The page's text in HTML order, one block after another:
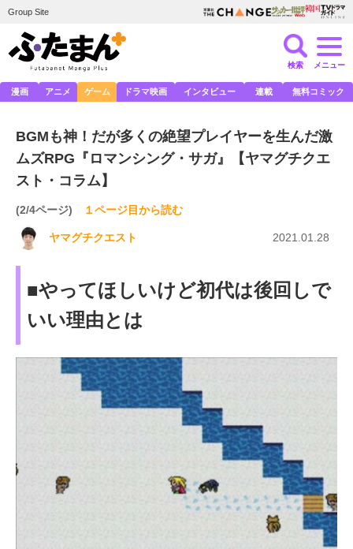
Group Site
検索 メニュー
漫画 アニメ ゲーム ドラマ映画 インタビュー 連載 無料コミック
BGMも神！だが多くの絶望プレイヤーを生んだ激
ムズRPG『ロマンシング・サガ』【ヤマグチクエ
スト・コラム】
(2/4ページ) １ページ目から読む
ヤマグチクエスト 2021.01.28
■やってほしいけど初代は後回しで
いい理由とは